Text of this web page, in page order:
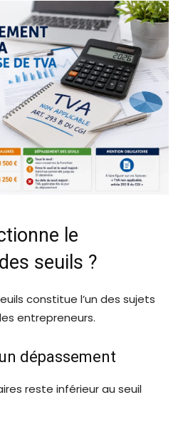
le
seuils ?
constitue l’un des sujets
entrepreneurs.
dépassement
reste inférieur au seuil